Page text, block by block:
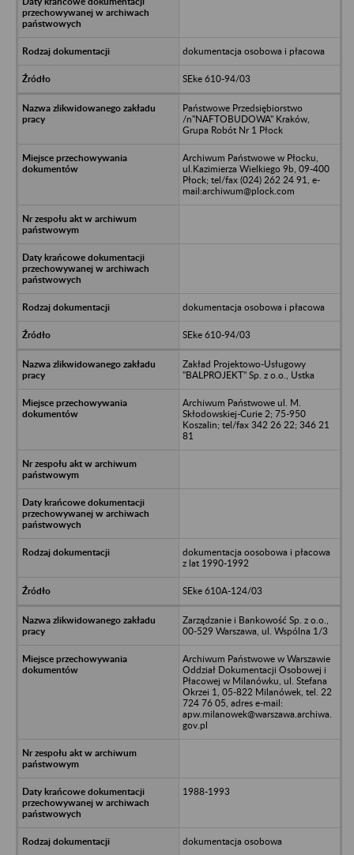
dokumentacja osobowa i płacowa
SEke 610-94/03
Państwowe Przedsiębiorstwo
/n"NAFTOBUDOWA" Kraków,
Grupa Robót Nr 1 Płock
Archiwum Państwowe w Płocku,
ul.Kazimierza Wielkiego 9b, 09-400
Płock; tel/fax (024) 262 24 91, e-
mail:archiwum@plock.com
dokumentacja osobowa i płacowa
SEke 610-94/03
Zakład Projektowo-Usługowy
"BALPROJEKT" Sp. z o.o., Ustka
Archiwum Państwowe ul. M.
Skłodowskiej-Curie 2; 75-950
Koszalin; tel/fax 342 26 22; 346 21
81
dokumentacja oosobowa i płacowa
z lat 1990-1992
SEke 610A-124/03
Zarządzanie i Bankowość Sp. z o.o.,
00-529 Warszawa, ul. Wspólna 1/3
Archiwum Państwowe w Warszawie
Oddział Dokumentacji Osobowej i
Płacowej w Milanówku, ul. Stefana
Okrzei 1, 05-822 Milanówek, tel. 22
724 76 05, adres e-mail:
apw.milanowek@warszawa.archiwa.
gov.pl
1988-1993
dokumentacja osobowa